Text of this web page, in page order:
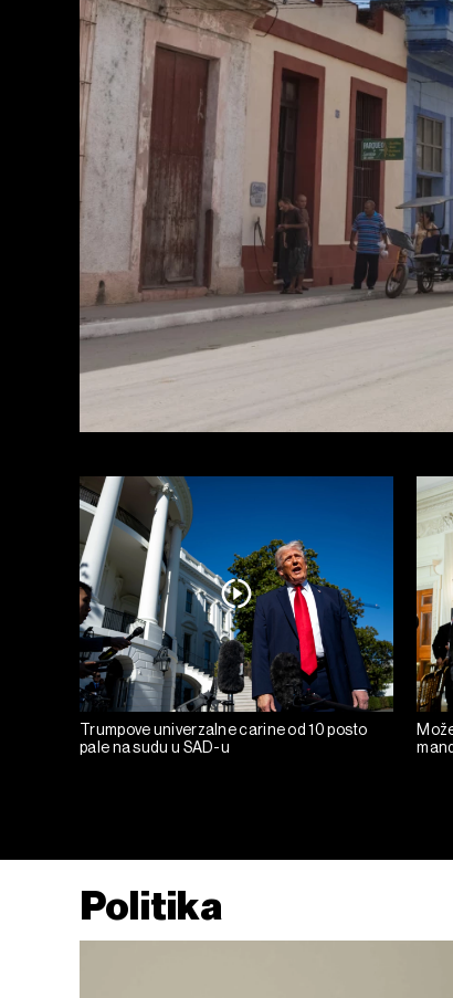
Trumpove univerzalne carine od 10 posto
pale na sudu u SAD-u
Politika